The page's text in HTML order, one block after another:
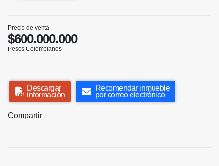
Precio de venta
$600.000.000
Pesos Colombianos
Descargar
información
Recomendar inmueble
por correo electrónico
Compartir